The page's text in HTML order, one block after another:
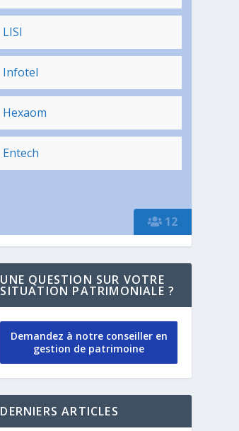
12
LISI
Infotel
Hexaom
Entech
UNE QUESTION SUR VOTRE
SITUATION PATRIMONIALE ?
Demandez à notre conseiller en
gestion de patrimoine
DERNIERS ARTICLES